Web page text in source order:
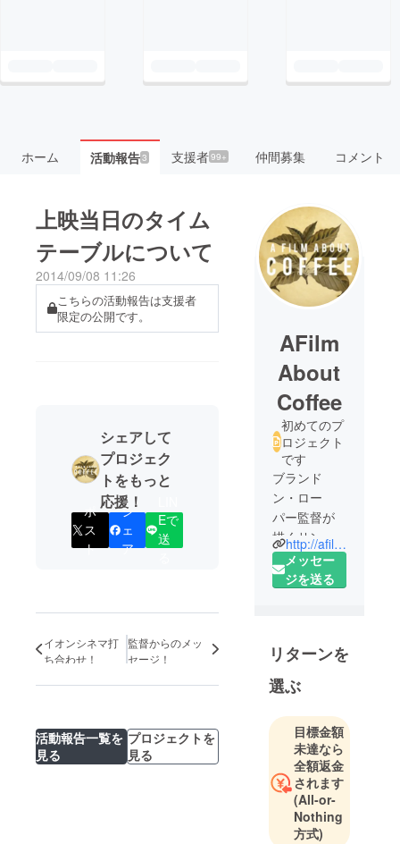
ホーム 活動報告3 支援者99+ 仲間募集 コメント
上映当日のタイム
テーブルについて
2014/09/08 11:26
こちらの活動報告は支援者
限定の公開です。
シェアして
プロジェク
トをもっと
応援！
ポ
ス
ト
シ
ェ
ア
Eで
送
イオンシネマ打
ち合わせ！
監督からのメッ
セージ！
活動報告一覧を
見る
プロジェクトを
見る
AFilm
About
Coffee
初めてのプ
ロジェクト
です
ブランド
ン・ロー
パー監督が
描くサンフ
ランシスコ
発スペシャ
リー映画「A
Film About
Coffee」。
http://afilmaboutcoffee.com/
メッセー
ジを送る
リターンを
選ぶ
目標金額
未達なら
全額返金
されます
(All-or-
Nothing
方式)